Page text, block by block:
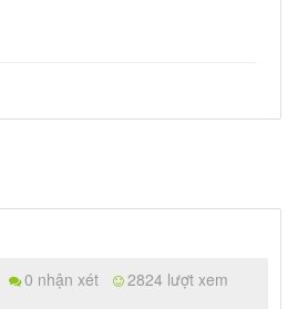
0 nhận xét
2824 lượt xem